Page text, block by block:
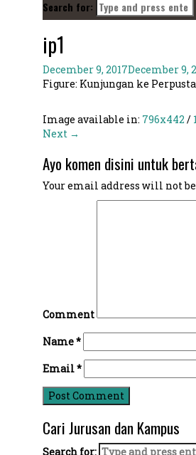
Search for:
ip1
December 9, 2017December 9,
Figure: Kunjungan ke
Image available in: 796x442 /
Next →
Ayo komen disini untuk
Your email address will not
Comment
Name*
Email*
Cari Jurusan dan Kampus
Search for: